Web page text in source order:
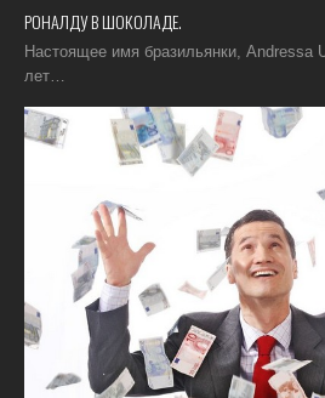
РОНАЛДУ В ШОКОЛАДЕ.
Настоящее имя бразильянки, Andressa
лет…